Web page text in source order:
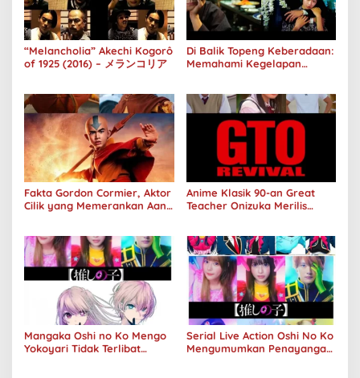
“Melancholia” Akechi Kogorô
of 1925 (2016) – メランコリア
Di Balik Topeng Keberadaan:
Memahami Kegelapan
Fakta Gordon Cormier, Aktor
Cilik yang Memerankan Aang
Anime Klasik 90-an Great
Teacher Onizuka Merilis
Mangaka Oshi no Ko Mengo
Yokoyari Tidak Terlibat
Serial Live Action Oshi No Ko
Mengumumkan Penayangan